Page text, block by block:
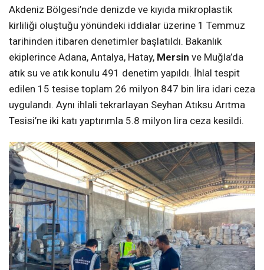
Akdeniz Bölgesi’nde denizde ve kıyıda mikroplastik
kirliliği oluştuğu yönündeki iddialar üzerine 1 Temmuz
tarihinden itibaren denetimler başlatıldı. Bakanlık
ekiplerince Adana, Antalya, Hatay, Mersin ve Muğla’da
atık su ve atık konulu 491 denetim yapıldı. İhlal tespit
edilen 15 tesise toplam 26 milyon 847 bin lira idari ceza
uygulandı. Aynı ihlali tekrarlayan Seyhan Atıksu Arıtma
Tesisi’ne iki katı yaptırımla 5.8 milyon lira ceza kesildi.